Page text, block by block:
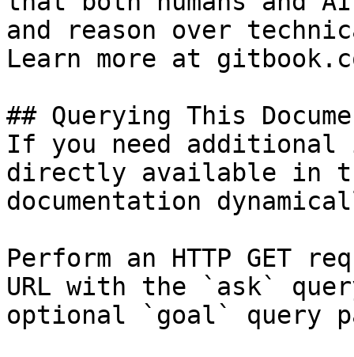
and reason over
Learn more at
## Querying This
If you need
directly available in
documentation
Perform an HTTP GET
URL with the `ask`
optional `goal` query